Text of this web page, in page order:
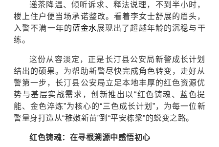
递茶降温、倾听诉求、释法说理，不到半小时，
楼上住户便当场承诺整改。看着李女士舒展的眉头，
入警不满一年的 蓝金水展现出了超越年龄的沉稳与干
练。
这份从容淡定，正是长汀县公安局新警成长计划
结出的硕果。为帮助新警尽快完成角色转变，走好从
警第一步，长汀县公安局立足本地丰厚的红色资源优
势与基层实战需求，创新推出以“红色铸魂、蓝色提
能、金色淬炼”为核心的“三色成长计划”，为每一位新
警量身打造从“稚嫩新苗”到“平安栋梁”的蜕变之路。
红色铸魂：在寻根溯源中感悟初心